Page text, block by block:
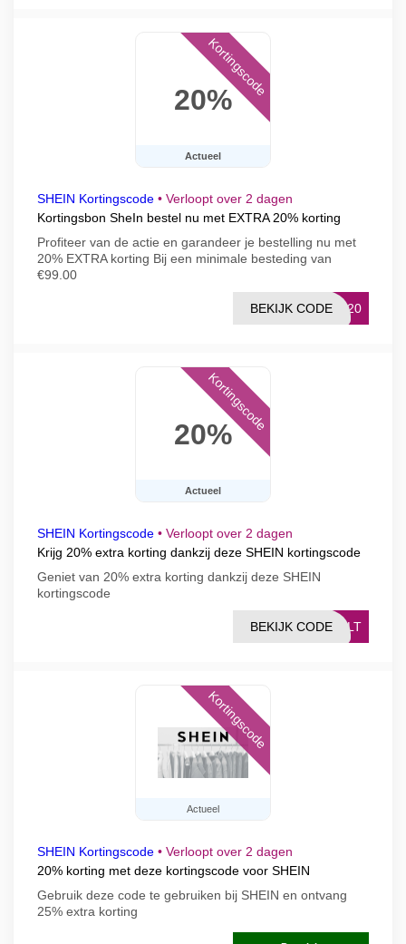
20%
Actueel
Kortingscode
SHEIN Kortingscode • Verloopt over 2 dagen
Kortingsbon SheIn bestel nu met EXTRA 20% korting
Profiteer van de actie en garandeer je bestelling nu met
20% EXTRA korting Bij een minimale besteding van
€99.00
LU20
BEKIJK CODE
20%
Actueel
Kortingscode
SHEIN Kortingscode • Verloopt over 2 dagen
Krijg 20% ​​extra korting dankzij deze SHEIN kortingscode
Geniet van 20% extra korting dankzij deze SHEIN
kortingscode
0NLT
BEKIJK CODE
Actueel
Kortingscode
SHEIN Kortingscode • Verloopt over 2 dagen
20% korting met deze kortingscode voor SHEIN
Gebruik deze code te gebruiken bij SHEIN en ontvang
25% extra korting